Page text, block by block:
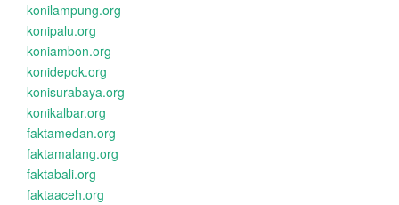
konilampung.org
konipalu.org
koniambon.org
konidepok.org
konisurabaya.org
konikalbar.org
faktamedan.org
faktamalang.org
faktabali.org
faktaaceh.org